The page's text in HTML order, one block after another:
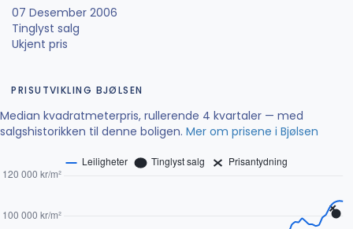
07 Desember 2006
Tinglyst salg
Ukjent pris
PRISUTVIKLING BJØLSEN
Median kvadratmeterpris, rullerende 4 kvartaler — med
salgshistorikken til denne boligen. Mer om prisene i Bjølsen